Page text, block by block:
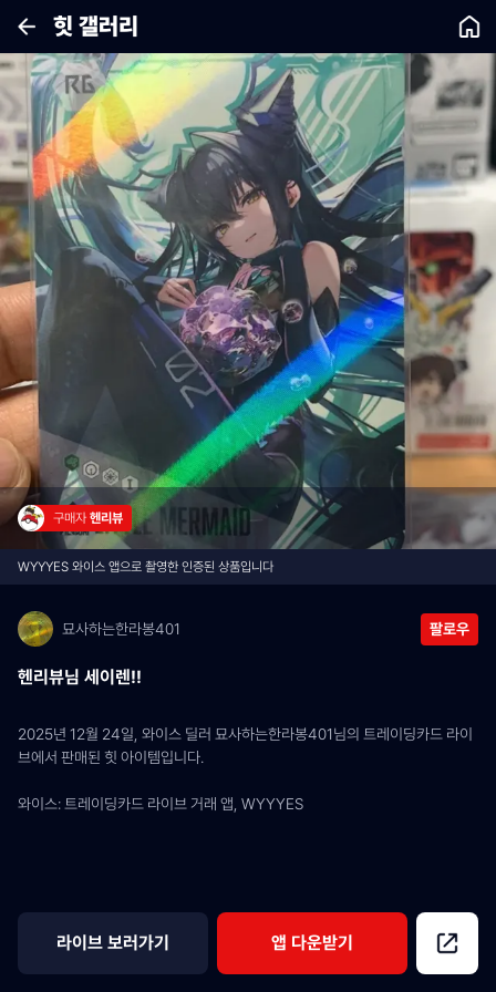
힛 갤러리
구매자 헨리뷰
WYYYES 와이스 앱으로 촬영한 인증된 상품입니다
묘사하는한라봉401 팔로우
헨리뷰님 세이렌!!
2025년 12월 24일, 와이스 딜러 묘사하는한라봉401님의 트레이딩카드 라이
브에서 판매된 힛 아이템입니다.
와이스: 트레이딩카드 라이브 거래 앱, WYYYES
라이브 보러가기 앱 다운받기